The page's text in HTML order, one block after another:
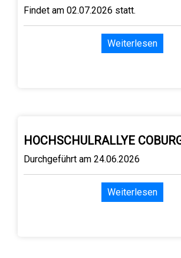
Findet am 02.07.2026 statt.
Weiterlesen
HOCHSCHULRALLYE
Durchgeführt am 24.06.2026
Weiterlesen